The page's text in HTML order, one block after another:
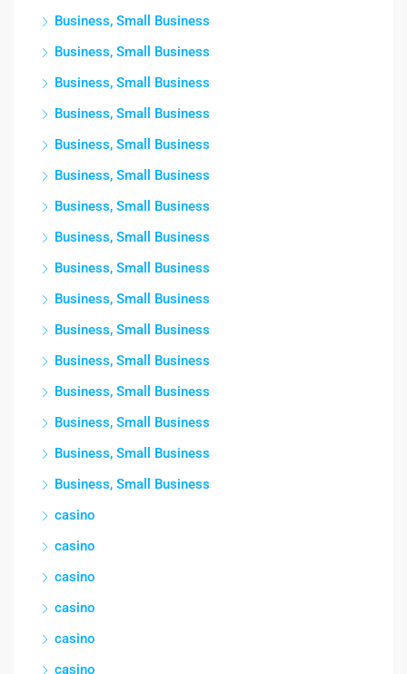
Business, Small Business
Business, Small Business
Business, Small Business
Business, Small Business
Business, Small Business
Business, Small Business
Business, Small Business
Business, Small Business
Business, Small Business
Business, Small Business
Business, Small Business
Business, Small Business
Business, Small Business
Business, Small Business
Business, Small Business
Business, Small Business
casino
casino
casino
casino
casino
casino